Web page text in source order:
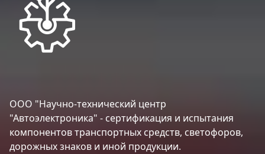
ООО "Научно-технический центр
"Автоэлектроника" - сертификация и испытания
компонентов транспортных средств, светофоров,
дорожных знаков и иной продукции.